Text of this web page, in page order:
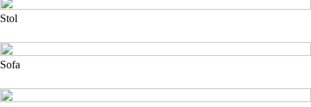
Stol
Sofa